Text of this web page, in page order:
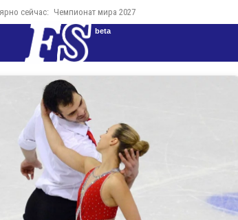
сейчас: Чемпионат мира 2027
beta